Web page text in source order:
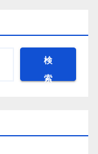
検
索